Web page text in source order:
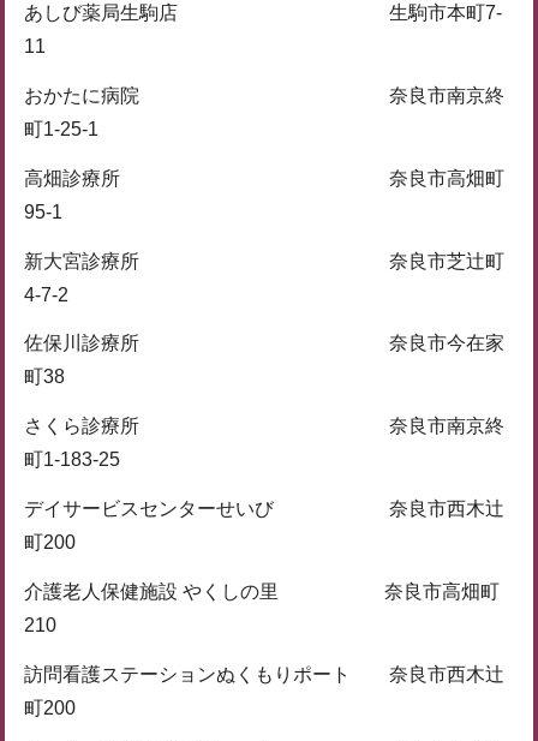
あしび薬局生駒店 生駒市本町7-
11
おかたに病院 奈良市南京終
町1-25-1
高畑診療所 奈良市高畑町
95-1
新大宮診療所 奈良市芝辻町
4-7-2
佐保川診療所 奈良市今在家
町38
さくら診療所 奈良市南京終
町1-183-25
デイサービスセンターせいび 奈良市西木辻
町200
介護老人保健施設 やくしの里 奈良市高畑町
210
訪問看護ステーションぬくもりポート 奈良市西木辻
町200